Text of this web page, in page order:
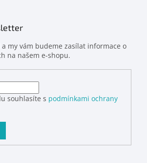
my vám budeme zasílat informace o
na našem e-shopu.
souhlasíte s podmínkami ochrany